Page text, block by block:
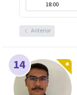
18:00
Anterior
14